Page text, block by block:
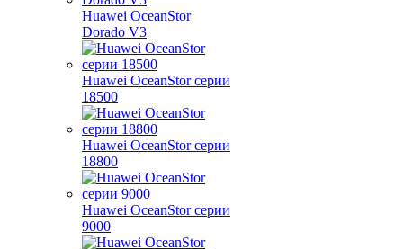
Huawei OceanStor
Dorado V3
Huawei OceanStor серии
18500
Huawei OceanStor серии
18800
Huawei OceanStor серии
9000